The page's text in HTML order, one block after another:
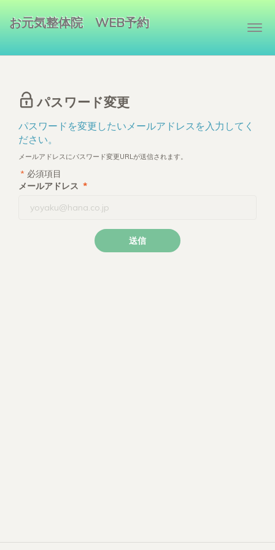
お元気整体院 WEB予約
パスワード変更
パスワードを変更したいメールアドレスを入力してく
ださい。
メールアドレスにパスワード変更URLが送信されます。
* 必須項目
メールアドレス *
送信